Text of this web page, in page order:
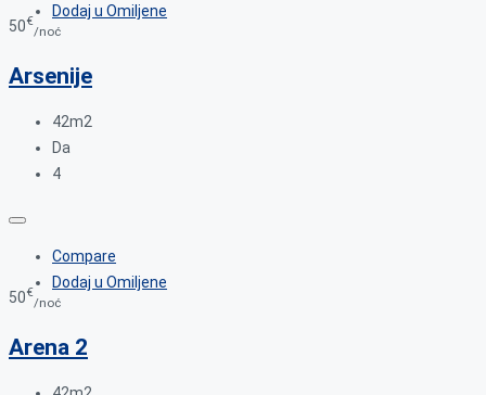
Dodaj u Omiljene
50€
/noć
Arsenije
42m2
Da
4
Compare
Dodaj u Omiljene
50€
/noć
Arena 2